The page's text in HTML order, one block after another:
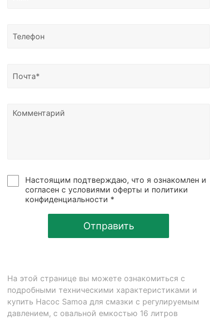
Доставка возможна в Казахстан, Узбекистан и
нам на почту или позвонить по номеру телефона,
Настоящим подтверждаю, что я ознакомлен и
согласен с условиями оферты и политики
конфиденциальности *
Отправить
На этой странице вы можете ознакомиться с
подробными техническими характеристиками и
купить Насос Samoa для смазки с регулируемым
давлением, с овальной емкостью 16 литров